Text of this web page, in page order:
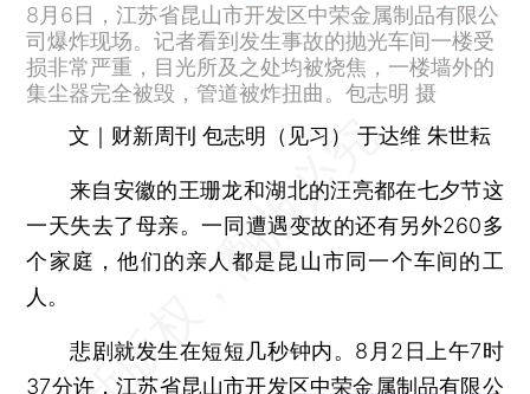
8月6日，江苏省昆山市开发区中荣金属制品有限公
司爆炸现场。记者看到发生事故的抛光车间一楼受
损非常严重，目光所及之处均被烧焦，一楼墙外的
集尘器完全被毁，管道被炸扭曲。包志明 摄
文｜财新周刊 包志明（见习） 于达维 朱世耘
来自安徽的王珊龙和湖北的汪亮都在七夕节这
一天失去了母亲。一同遭遇变故的还有另外260多
个家庭，他们的亲人都是昆山市同一个车间的工
人。
悲剧就发生在短短几秒钟内。8月2日上午7时
37分许，江苏省昆山市开发区中荣金属制品有限公